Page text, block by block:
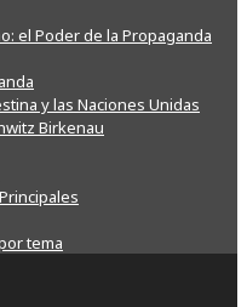
el Poder de la Propaganda
y las Naciones Unidas
Birkenau
tema